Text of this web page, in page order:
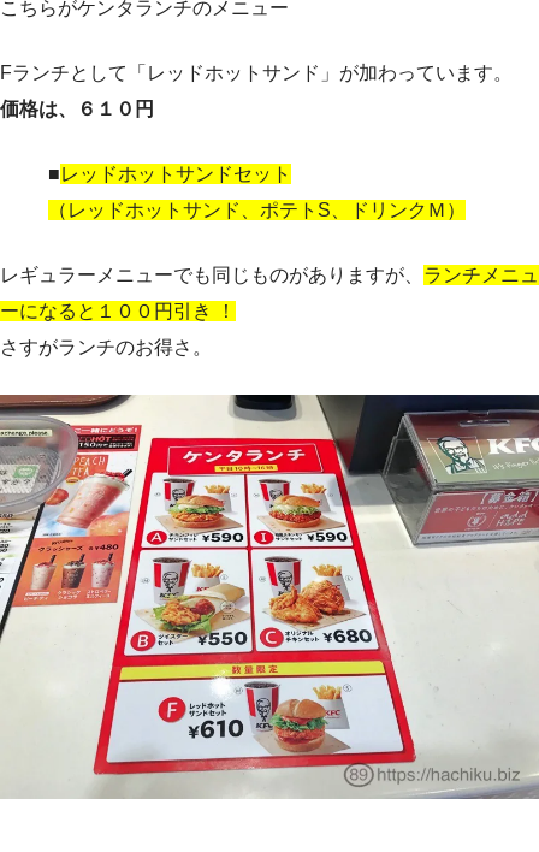
こちらがケンタランチのメニュー
Fランチとして「レッドホットサンド」が加わっています。
価格は、６１０円
■レッドホットサンドセット
（レッドホットサンド、ポテトS、ドリンクＭ）
レギュラーメニューでも同じものがありますが、 ランチメニュ
ーになると１００円引き ！
さすがランチのお得さ。